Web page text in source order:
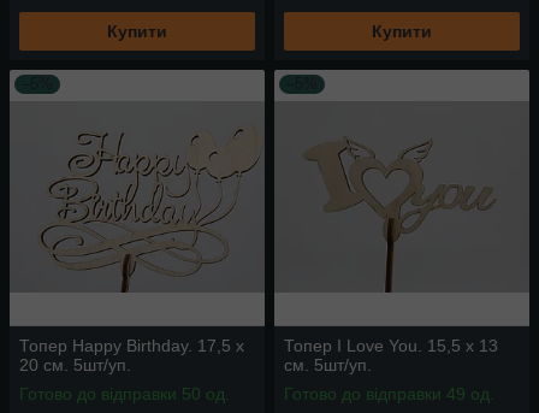
Купити Купити
Топер Happy Birthday. 17,5 х
20 см. 5шт/уп.
Готово до відправки 50 од.
Топер I Love You. 15,5 х 13
см. 5шт/уп.
Готово до відправки 49 од.